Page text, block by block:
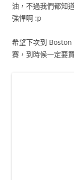
油，不過我們都知
強悍啊 :p
希望下次到
賽，到時候一定要